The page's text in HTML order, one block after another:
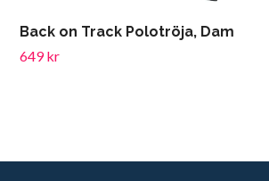
Back on Track Polotröja, Dam
649 kr